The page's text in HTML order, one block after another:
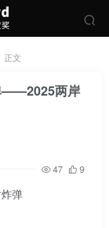
正文
——2025两岸
47 9
弹